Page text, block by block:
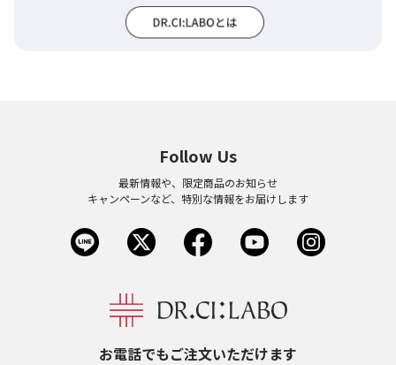
お電話でもご注文いただけます
Follow Us
最新情報や、限定商品のお知らせ
キャンペーンなど、特別な情報をお届けします